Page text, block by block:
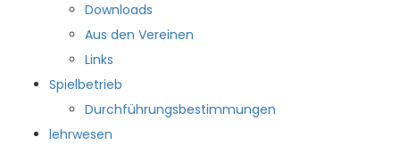
Downloads
Aus den Vereinen
Links
Spielbetrieb
Durchführungsbestimmungen
lehrwesen